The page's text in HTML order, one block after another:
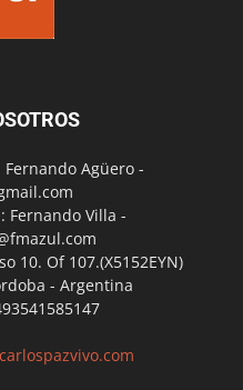
Agüero -
Fernando Villa -
10. Of 107.(X5152EYN)
- Argentina